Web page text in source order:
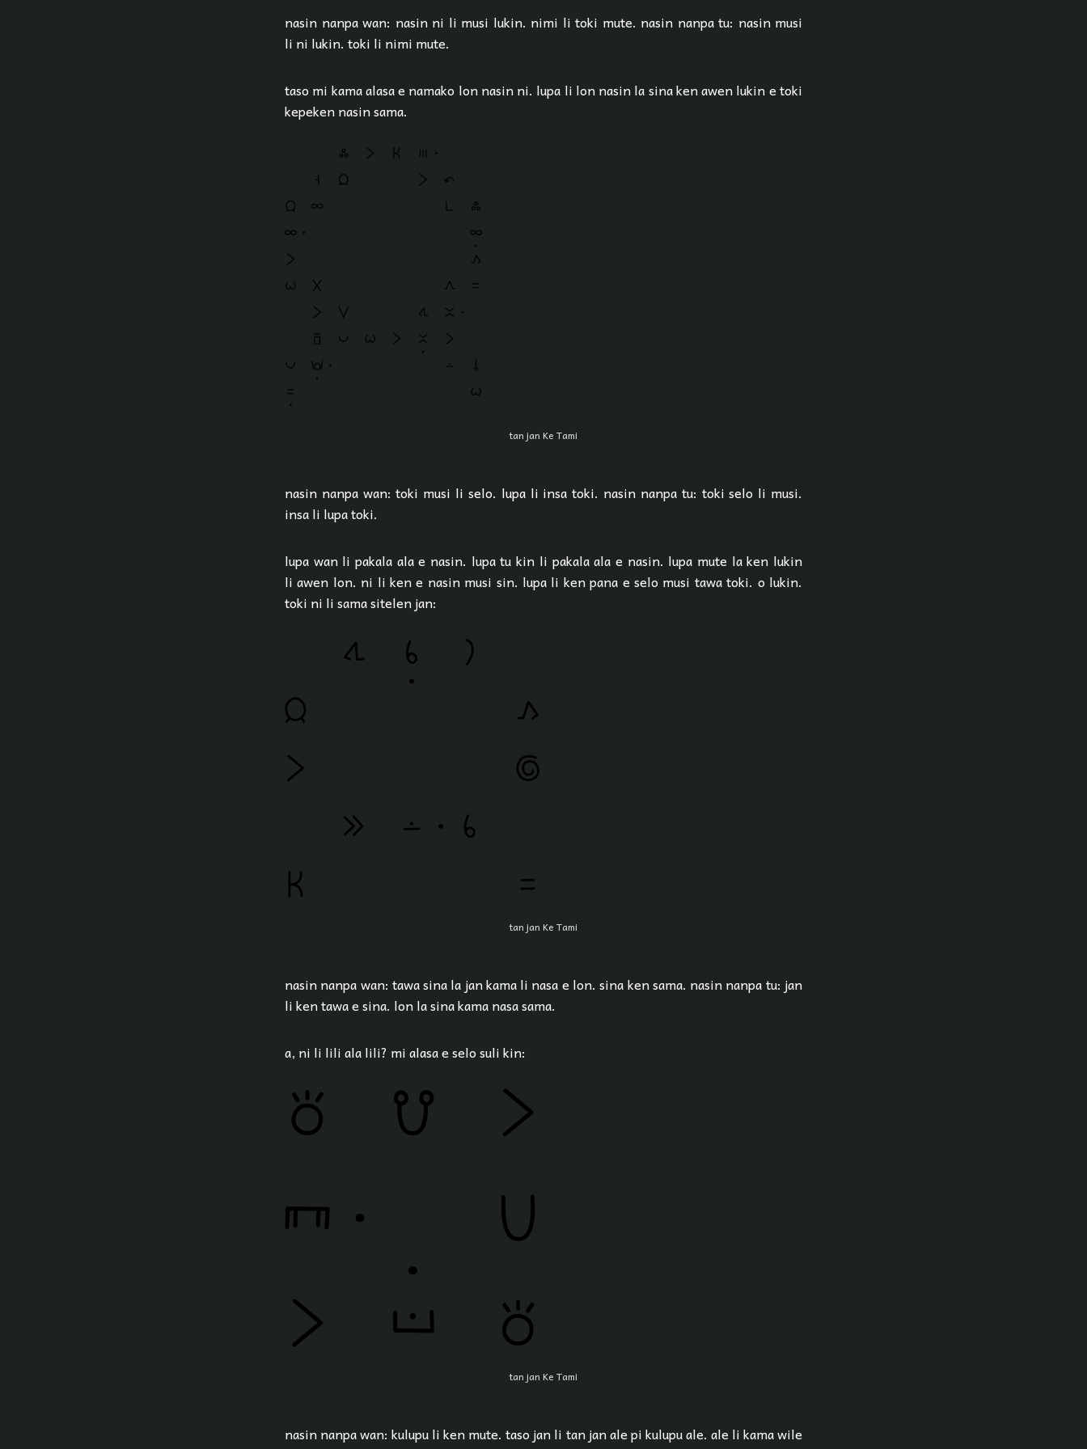
nasin nanpa wan: nasin ni li musi lukin. nimi li toki mute. nasin nanpa tu: nasin musi
li ni lukin. toki li nimi mute.
taso mi kama alasa e namako lon nasin ni. lupa li lon nasin la sina ken awen lukin e toki
kepeken nasin sama.
tan jan Ke Tami
nasin nanpa wan: toki musi li selo. lupa li insa toki. nasin nanpa tu: toki selo li musi.
insa li lupa toki.
lupa wan li pakala ala e nasin. lupa tu kin li pakala ala e nasin. lupa mute la ken lukin
li awen lon. ni li ken e nasin musi sin. lupa li ken pana e selo musi tawa toki. o lukin.
toki ni li sama sitelen jan:
tan jan Ke Tami
nasin nanpa wan: tawa sina la jan kama li nasa e lon. sina ken sama. nasin nanpa tu: jan
li ken tawa e sina. lon la sina kama nasa sama.
a, ni li lili ala lili? mi alasa e selo suli kin:
tan jan Ke Tami
nasin nanpa wan: kulupu li ken mute. taso jan li tan jan ale pi kulupu ale. ale li kama wile